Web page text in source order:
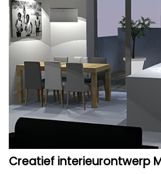
Creatief interieurontwerp